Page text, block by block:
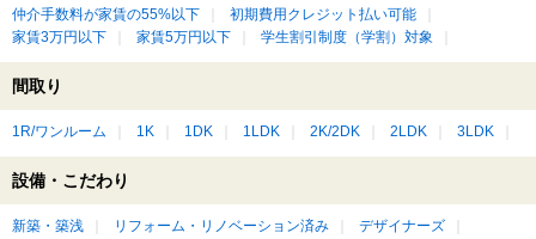
仲介手数料が家賃の55%以下
初期費用クレジット払い可能
家賃3万円以下
家賃5万円以下 学生割引制度（学割）対象
間取り
1R/ワンルーム 1K 1DK 1LDK 2K/2DK 2LDK 3LDK
設備・こだわり
新築・築浅 リフォーム・リノベーション済み
デザイナーズ